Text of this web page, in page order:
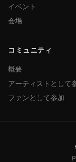
イベント
会場
コミュニティ
概要
アーティストとして
ファンとして参加